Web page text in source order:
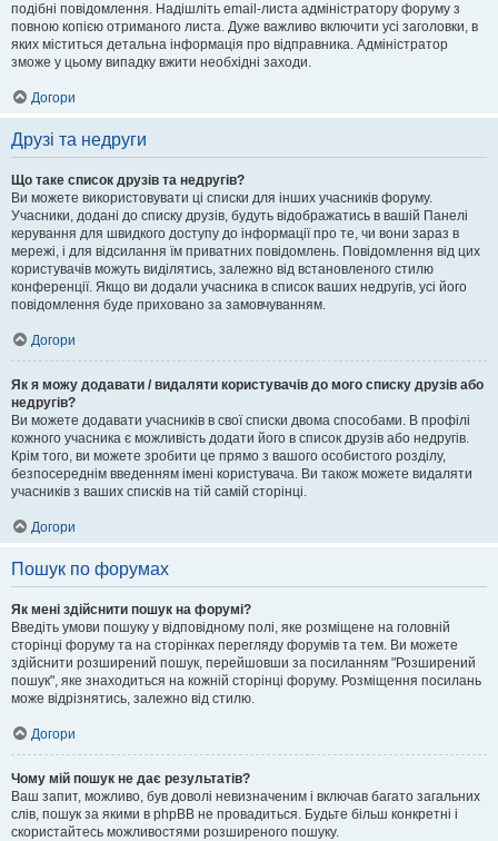
подібні повідомлення. Надішліть email-листа адміністратору форуму з
повною копією отриманого листа. Дуже важливо включити усі заголовки, в
яких міститься детальна інформація про відправника. Адміністратор
зможе у цьому випадку вжити необхідні заходи.
Догори
Друзі та недруги
Що таке список друзів та недругів?
Ви можете використовувати ці списки для інших учасників форуму.
Учасники, додані до списку друзів, будуть відображатись в вашій Панелі
керування для швидкого доступу до інформації про те, чи вони зараз в
мережі, і для відсилання їм приватних повідомлень. Повідомлення від цих
користувачів можуть виділятись, залежно від встановленого стилю
конференції. Якщо ви додали учасника в список ваших недругів, усі його
повідомлення буде приховано за замовчуванням.
Догори
Як я можу додавати / видаляти користувачів до мого списку друзів або
недругів?
Ви можете додавати учасників в свої списки двома способами. В профілі
кожного учасника є можливість додати його в список друзів або недругів.
Крім того, ви можете зробити це прямо з вашого особистого розділу,
безпосереднім введенням імені користувача. Ви також можете видаляти
учасників з ваших списків на тій самій сторінці.
Догори
Пошук по форумах
Як мені здійснити пошук на форумі?
Введіть умови пошуку у відповідному полі, яке розміщене на головній
сторінці форуму та на сторінках перегляду форумів та тем. Ви можете
здійснити розширений пошук, перейшовши за посиланням "Розширений
пошук", яке знаходиться на кожній сторінці форуму. Розміщення посилань
може відрізнятись, залежно від стилю.
Догори
Чому мій пошук не дає результатів?
Ваш запит, можливо, був доволі невизначеним і включав багато загальних
слів, пошук за якими в phpBB не провадиться. Будьте більш конкретні і
скористайтесь можливостями розширеного пошуку.